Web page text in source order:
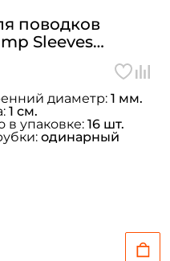
поводков
Sleeves
диаметр: 1 мм.
1 см.
в упаковке: 16 шт.
одинарный